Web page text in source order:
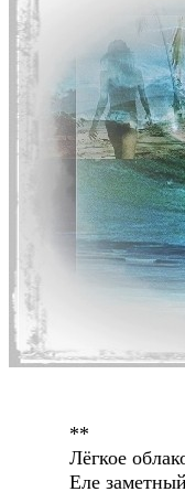
**
Лёгкое
Еле